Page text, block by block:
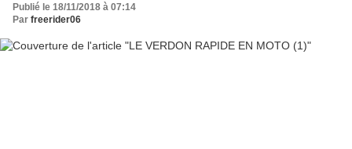
Publié le 18/11/2018 à 07:14
Par freerider06